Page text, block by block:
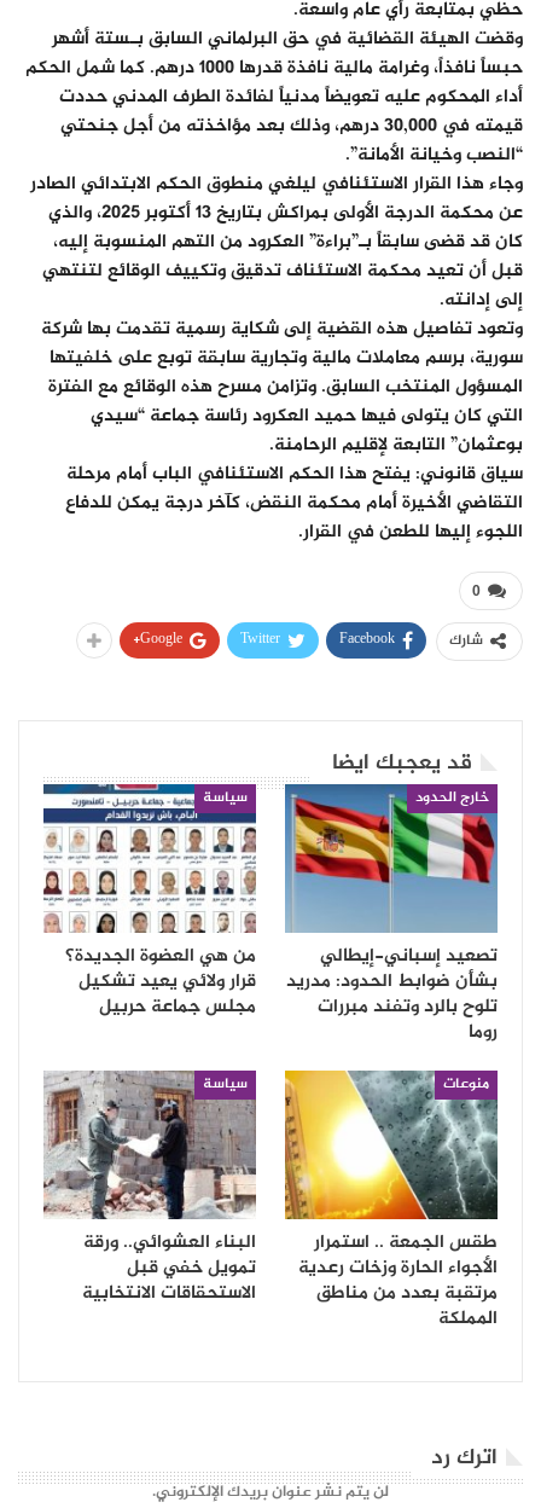
حظي بمتابعة رأي عام واسعة.
​وقضت الهيئة القضائية في حق البرلماني السابق بـستة أشهر
حبساً نافذاً، وغرامة مالية نافذة قدرها 1000 درهم. كما شمل الحكم
أداء المحكوم عليه تعويضاً مدنياً لفائدة الطرف المدني حددت
قيمته في 30,000 درهم، وذلك بعد مؤاخذته من أجل جنحتي
“النصب وخيانة الأمانة”.
​وجاء هذا القرار الاستئنافي ليلغي منطوق الحكم الابتدائي الصادر
عن محكمة الدرجة الأولى بمراكش بتاريخ 13 أكتوبر 2025، والذي
كان قد قضى سابقاً بـ”براءة” العكرود من التهم المنسوبة إليه،
قبل أن تعيد محكمة الاستئناف تدقيق وتكييف الوقائع لتنتهي
إلى إدانته.
​وتعود تفاصيل هذه القضية إلى شكاية رسمية تقدمت بها شركة
سورية، برسم معاملات مالية وتجارية سابقة توبع على خلفيتها
المسؤول المنتخب السابق. وتزامن مسرح هذه الوقائع مع الفترة
التي كان يتولى فيها حميد العكرود رئاسة جماعة “سيدي
بوعثمان” التابعة لإقليم الرحامنة.
​سياق قانوني: يفتح هذا الحكم الاستئنافي الباب أمام مرحلة
التقاضي الأخيرة أمام محكمة النقض، كآخر درجة يمكن للدفاع
اللجوء إليها للطعن في القرار.
0
شارك Facebook
Twitter
Google+
قد يعجبك ايضا
خارج الحدود
تصعيد إسباني-إيطالي
بشأن ضوابط الحدود: مدريد
تلوح بالرد وتفند مبررات
روما
سياسة
من هي العضوة الجديدة؟
قرار ولائي يعيد تشكيل
مجلس جماعة حربيل
منوعات
طقس الجمعة .. استمرار
الأجواء الحارة وزخات رعدية
مرتقبة بعدد من مناطق
المملكة
سياسة
البناء العشوائي.. ورقة
تمويل خفي قبل
الاستحقاقات الانتخابية
اترك رد
لن يتم نشر عنوان بريدك الإلكتروني.